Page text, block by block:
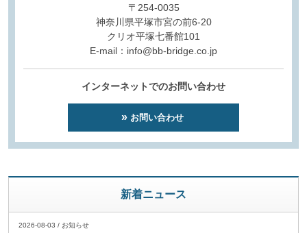
〒254-0035
神奈川県平塚市宮の前6-20
クリオ平塚七番館101
E-mail：info@bb-bridge.co.jp
インターネットでのお問い合わせ
お問い合わせ
新着ニュース
2026-08-03 / お知らせ